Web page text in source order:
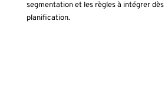
segmentation et les règles à intégrer dès
planification.